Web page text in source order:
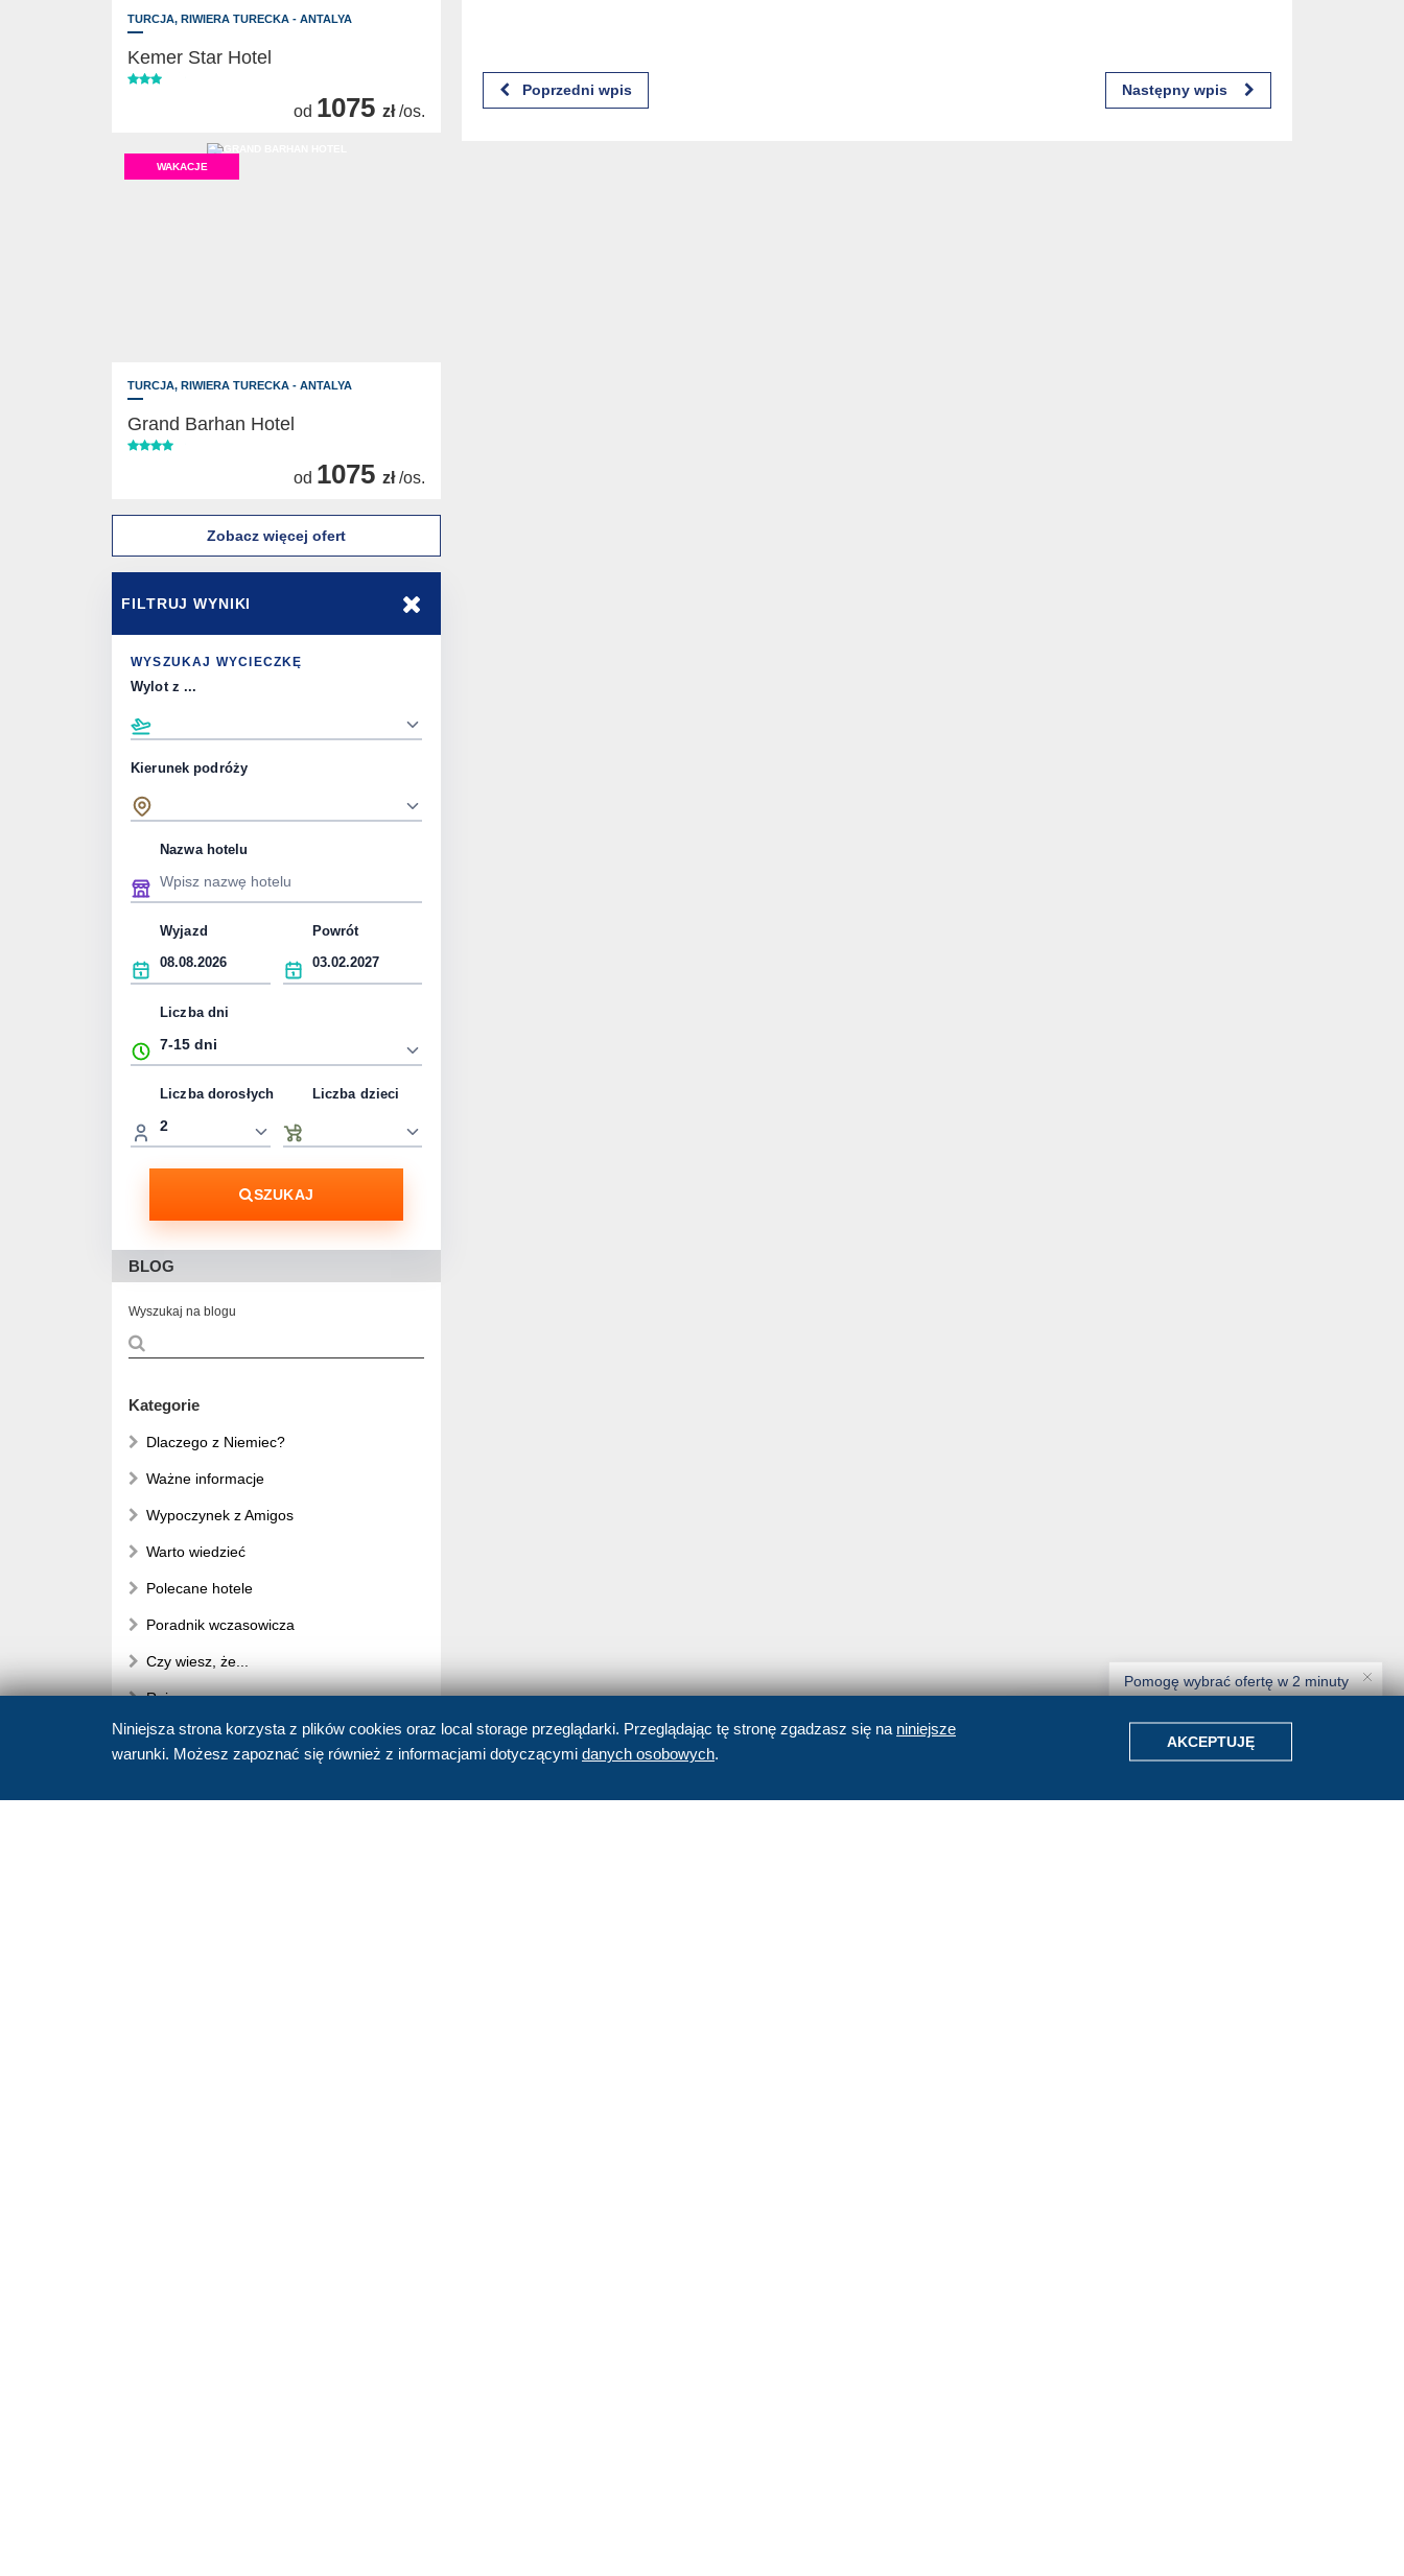
Poprzedni wpis Następny wpis
BLOG
Wyszukaj na blogu
Kategorie
Dlaczego z Niemiec?
Ważne informacje
Wypoczynek z Amigos
Warto wiedzieć
Polecane hotele
Poradnik wczasowicza
Czy wiesz, że...
Rejsy
Amigos Relacje z Podróży
FILTRUJ WYNIKI
WYSZUKAJ WYCIECZKĘ
Wylot z ...
Kierunek podróży
Nazwa hotelu
Wyjazd Powrót
Liczba dni
Liczba dorosłych Liczba dzieci
SZUKAJ
TURCJA, RIWIERA TURECKA - ANTALYA
Kemer Star Hotel
od 1075 zł /os.
WAKACJE
TURCJA, RIWIERA TURECKA - ANTALYA
Grand Barhan Hotel
od 1075 zł /os.
Zobacz więcej ofert
Pomogę wybrać ofertę w 2 minuty
Znajdźmy Twoje wakacje
Agentka Amigos•odpowiada od razu
Niniejsza strona korzysta z plików cookies oraz local storage przeglądarki. Przeglądając tę stronę zgadzasz się na niniejsze
warunki. Możesz zapoznać się również z informacjami dotyczącymi danych osobowych.
AKCEPTUJĘ